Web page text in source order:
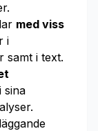
med viss
i
samt i text.
sina